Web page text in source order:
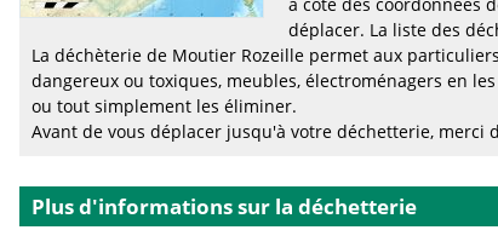
déplacer. La liste des
La déchèterie de Moutier Rozeille permet aux
dangereux ou toxiques, meubles, électroménagers en
ou tout simplement les éliminer.
Avant de vous déplacer jusqu'à votre déchetterie, merci
Plus d'informations sur la déchetterie